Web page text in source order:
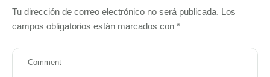
Tu dirección de correo electrónico no será publicada. Los
campos obligatorios están marcados con *